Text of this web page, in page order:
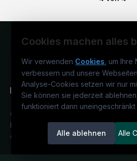
Cookies machen alles
Wir verwenden Cookies , um
verbessern und unsere
Analyse-Cookies setzen wir nur
Sie können sie jederzeit
funktioniert dann
Alle ablehnen Alle
Österreichs medizinisches
Karriereportal.Ein Service der
candidatis GmbH.